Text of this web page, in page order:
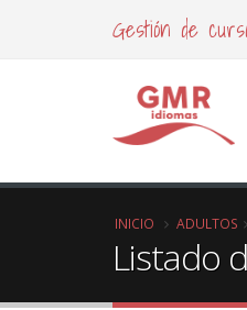
Gestión de
INICIO ADULTOS
Listado